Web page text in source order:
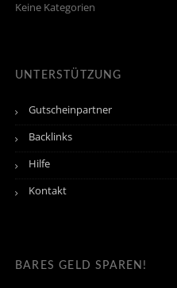
Keine Kategorien
UNTERSTÜTZUNG
Gutscheinpartner
Backlinks
Hilfe
Kontakt
BARES GELD SPAREN!